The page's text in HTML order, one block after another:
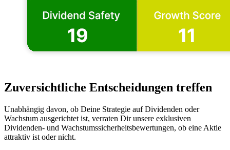
Zuversichtliche Entscheidungen treffen
Unabhängig davon, ob Deine Strategie auf Dividenden oder
Wachstum ausgerichtet ist, verraten Dir unsere exklusiven
Dividenden- und Wachstumssicherheitsbewertungen, ob eine Aktie
attraktiv ist oder nicht.